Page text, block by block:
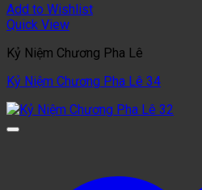
Add to Wishlist
Quick View
Kỷ Niệm Chương Pha Lê
Kỷ Niệm Chương Pha Lê 34